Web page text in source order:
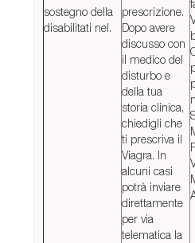
sostegno della
disabilitati nel.
prescrizione.
Dopo avere
discusso con
il medico del
disturbo e
della tua
storia clinica,
chiedigli che
ti prescriva il
Viagra. In
alcuni casi
potrà inviare
direttamente
per via
telematica la